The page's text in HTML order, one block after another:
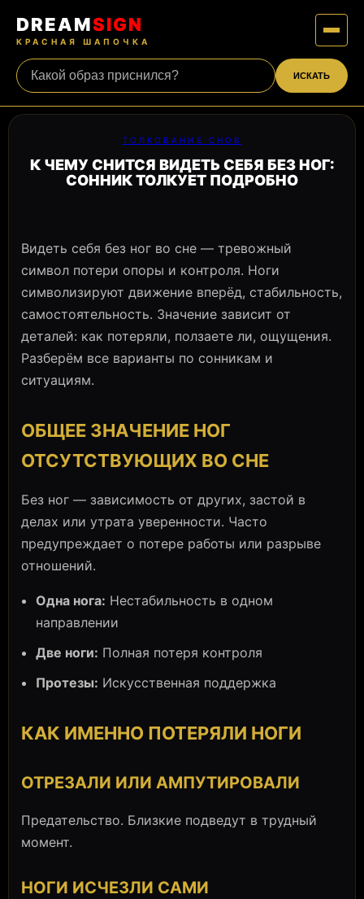
DREAMSIGN
КРАСНАЯ ШАПОЧКА
ИСКАТЬ
ТОЛКОВАНИЕ СНОВ
К ЧЕМУ СНИТСЯ ВИДЕТЬ СЕБЯ БЕЗ НОГ:
СОННИК ТОЛКУЕТ ПОДРОБНО
Видеть себя без ног во сне — тревожный
символ потери опоры и контроля. Ноги
символизируют движение вперёд, стабильность,
самостоятельность. Значение зависит от
деталей: как потеряли, ползаете ли, ощущения.
Разберём все варианты по сонникам и
ситуациям.
ОБЩЕЕ ЗНАЧЕНИЕ НОГ
ОТСУТСТВУЮЩИХ ВО СНЕ
Без ног — зависимость от других, застой в
делах или утрата уверенности. Часто
предупреждает о потере работы или разрыве
отношений.
Одна нога: Нестабильность в одном
направлении
Две ноги: Полная потеря контроля
Протезы: Искусственная поддержка
КАК ИМЕННО ПОТЕРЯЛИ НОГИ
ОТРЕЗАЛИ ИЛИ АМПУТИРОВАЛИ
Предательство. Близкие подведут в трудный
момент.
НОГИ ИСЧЕЗЛИ САМИ